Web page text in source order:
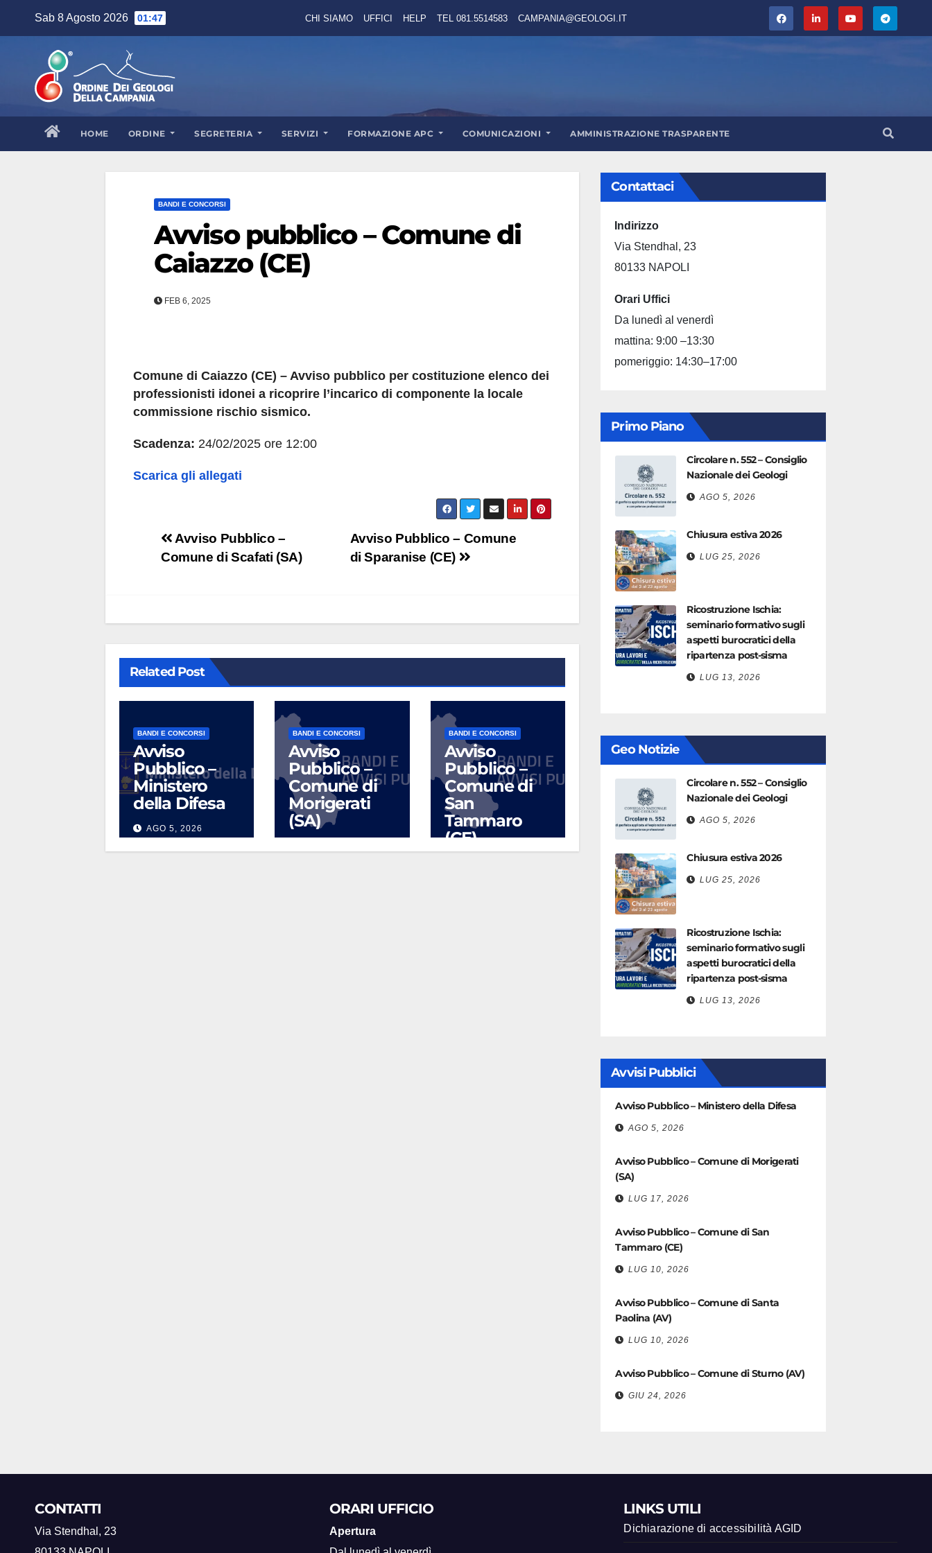
Sab 8 Agosto 2026 01:47 CHI SIAMO UFFICI HELP TEL 081.5514583 CAMPANIA@GEOLOGI.IT
HOME ORDINE SEGRETERIA SERVIZI FORMAZIONE APC COMUNICAZIONI AMMINISTRAZIONE TRASPARENTE
BANDI E CONCORSI
Avviso pubblico – Comune di
Caiazzo (CE)
FEB 6, 2025
Comune di Caiazzo (CE) – Avviso pubblico per costituzione elenco dei
professionisti idonei a ricoprire l’incarico di componente la locale
commissione rischio sismico.
Scadenza: 24/02/2025 ore 12:00
Scarica gli allegati
Navigazione
articoli
Avviso Pubblico – Comune
di Sparanise (CE)
Avviso Pubblico –
Comune di Scafati (SA)
Related Post
BANDI E CONCORSI
Avviso
Pubblico –
Ministero
della Difesa
AGO 5, 2026
BANDI E CONCORSI
Avviso
Pubblico –
Comune di
Morigerati
(SA)
BANDI E CONCORSI
Avviso
Pubblico –
Comune di
San
Tammaro
(CE)
LUG 10, 2026
Contattaci
Indirizzo
Via Stendhal, 23
80133 NAPOLI
Orari Uffici
Da lunedì al venerdì
mattina: 9:00 –13:30
pomeriggio: 14:30–17:00
Primo Piano
Circolare n. 552 – Consiglio
Nazionale dei Geologi
AGO 5, 2026
Chiusura estiva 2026
LUG 25, 2026
Ricostruzione Ischia:
seminario formativo sugli
aspetti burocratici della
ripartenza post-sisma
LUG 13, 2026
Geo Notizie
Circolare n. 552 – Consiglio
Nazionale dei Geologi
AGO 5, 2026
Chiusura estiva 2026
LUG 25, 2026
Ricostruzione Ischia:
seminario formativo sugli
aspetti burocratici della
ripartenza post-sisma
LUG 13, 2026
Avvisi Pubblici
Avviso Pubblico – Ministero della Difesa
AGO 5, 2026
Avviso Pubblico – Comune di Morigerati
(SA)
LUG 17, 2026
Avviso Pubblico – Comune di San
Tammaro (CE)
LUG 10, 2026
Avviso Pubblico – Comune di Santa
Paolina (AV)
LUG 10, 2026
Avviso Pubblico – Comune di Sturno (AV)
GIU 24, 2026
CONTATTI
Via Stendhal, 23
ORARI UFFICIO
Apertura
LINKS UTILI
Dichiarazione di accessibilità AGID